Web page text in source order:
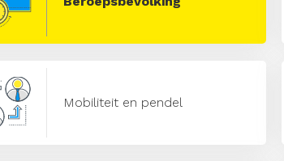
Mobiliteit en pendel